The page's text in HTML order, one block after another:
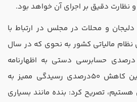
نظارت دقیق بر اجرای آن خواهد بود.
دلیجان و محلات در مجلس در ارتباط با
مالیاتی کشور به نحوی که در سال
جاری، شاهد کاهش 67 درصدی حسابرسی دستی به اظهارنامه
اشخاص حقیقی و همچنین کاهش 50درصدی رسیدگی ممیز به
تصریح کرد: بنده مانند بسیاری